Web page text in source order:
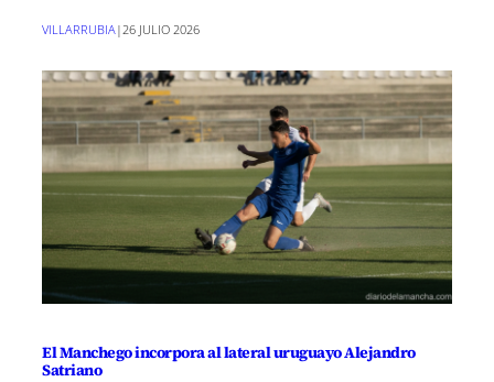
VILLARRUBIA|26 JULIO 2026
El Manchego incorpora al lateral uruguayo Alejandro
Satriano